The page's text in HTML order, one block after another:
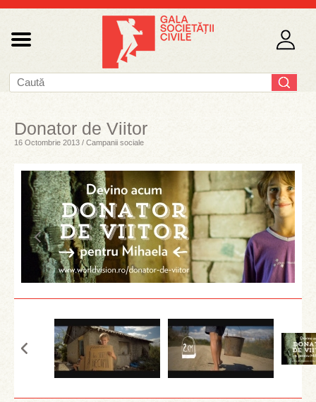
Donator de Viitor
16 Octombrie 2013 / Campanii sociale